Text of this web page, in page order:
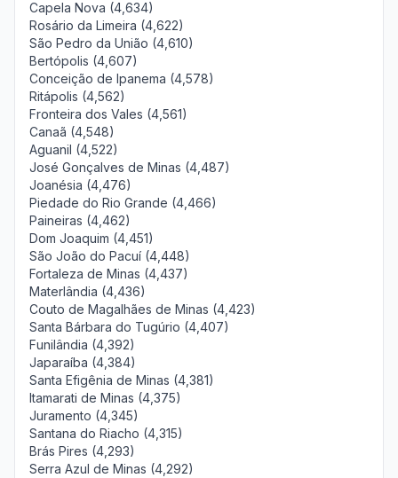
Capela Nova (4,634)
Rosário da Limeira (4,622)
São Pedro da União (4,610)
Bertópolis (4,607)
Conceição de Ipanema (4,578)
Ritápolis (4,562)
Fronteira dos Vales (4,561)
Canaã (4,548)
Aguanil (4,522)
José Gonçalves de Minas (4,487)
Joanésia (4,476)
Piedade do Rio Grande (4,466)
Paineiras (4,462)
Dom Joaquim (4,451)
São João do Pacuí (4,448)
Fortaleza de Minas (4,437)
Materlândia (4,436)
Couto de Magalhães de Minas (4,423)
Santa Bárbara do Tugúrio (4,407)
Funilândia (4,392)
Japaraíba (4,384)
Santa Efigênia de Minas (4,381)
Itamarati de Minas (4,375)
Juramento (4,345)
Santana do Riacho (4,315)
Brás Pires (4,293)
Serra Azul de Minas (4,292)